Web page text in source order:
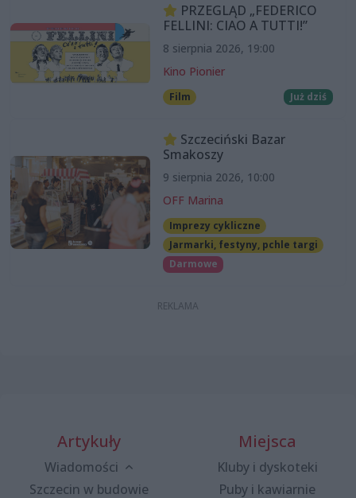
PRZEGLĄD „FEDERICO
FELLINI: CIAO A TUTTI!”
8 sierpnia 2026, 19:00
Kino Pionier
Film Już dziś
Szczeciński Bazar
Smakoszy
9 sierpnia 2026, 10:00
OFF Marina
Imprezy cykliczne
Jarmarki, festyny, pchle targi
Darmowe
Artykuły
Wiadomości
Szczecin w budowie
Miejsca
Kluby i dyskoteki
Puby i kawiarnie